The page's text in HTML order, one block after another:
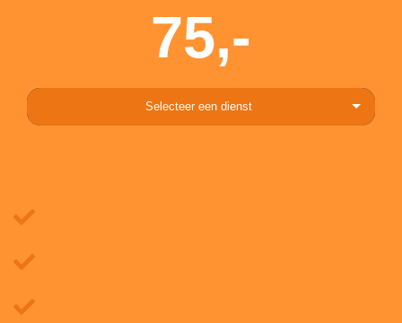
75,-
Selecteer een dienst